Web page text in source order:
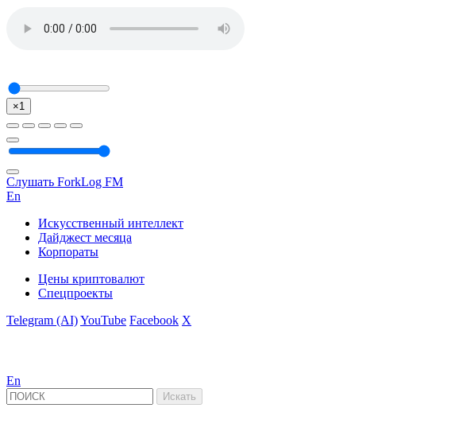
×1
Слушать ForkLog FM
En
Искусственный интеллект
Дайджест месяца
Корпораты
Цены криптовалют
Спецпроекты
Telegram (AI)YouTube Facebook X
En